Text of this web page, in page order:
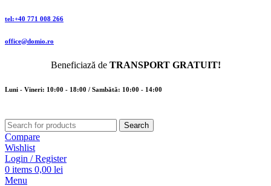
tel:+40 771 008 266
office@domio.ro
Beneficiază de TRANSPORT GRATUIT!
Luni - Vineri: 10:00 - 18:00 / Sambătă: 10:00 - 14:00
Search
Compare
Wishlist
Login / Register
0 items 0,00 lei
Menu